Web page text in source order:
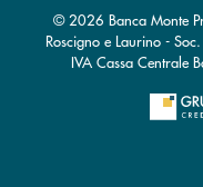
© 2026 Banca Monte
Roscigno e Laurino -
IVA Cassa Centrale